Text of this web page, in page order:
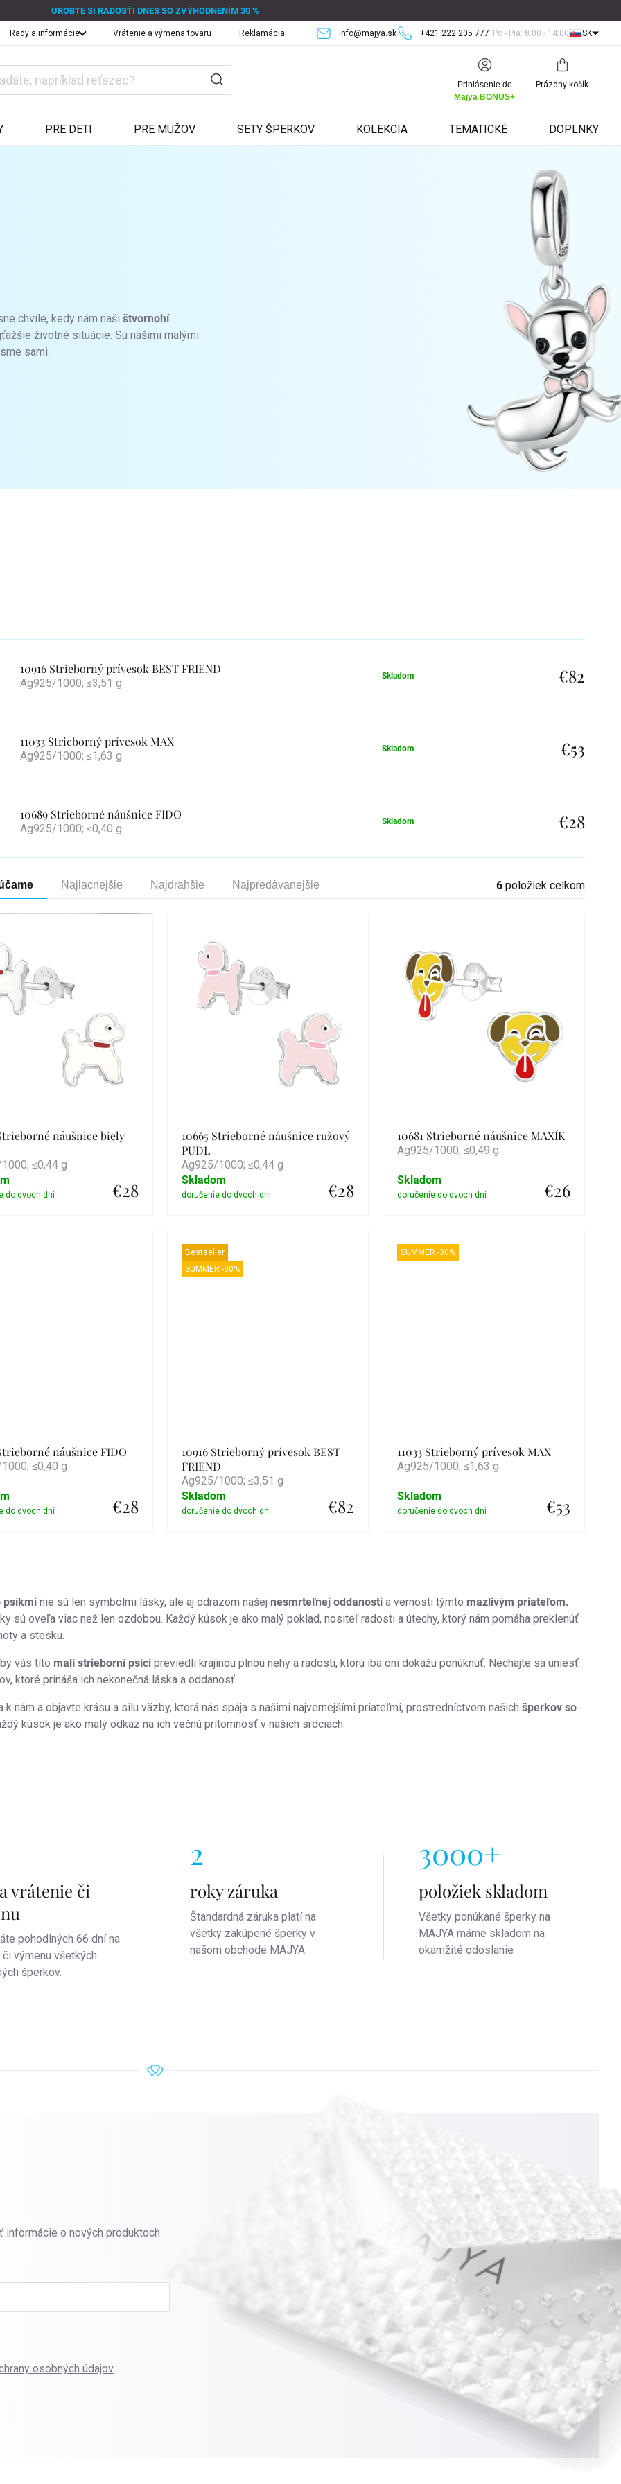
UROBTE SI RADOSŤ! DNES SO ZVÝHODNENÍM 30 %
+421 222 205 777 Po - Pia: 8:00 - 14:00
info@majya.sk
Rady a informácie Vrátenie a výmena tovaru Reklamácia SK
Prihlásenie do
Majya BONUS+
Nákupný
košík
Prázdny košík
PRE DETI PRE MUŽOV SETY ŠPERKOV KOLEKCIA TEMATICKÉ DOPLNKY
chvíle, kedy nám naši štvornohí
životné situácie. Sú našimi malými
sami.
10916 Strieborný prívesok BEST FRIEND
Ag925/1000; ≤3,51 g
Skladom €82
11033 Strieborný prívesok MAX
Ag925/1000; ≤1,63 g
Skladom €53
10689 Strieborné náušnice FIDO
Ag925/1000; ≤0,40 g
Skladom €28
Najlacnejšie Najdrahšie Najpredávanejšie 6 položiek celkom
náušnice biely
≤0,44 g
€28
10665 Strieborné náušnice ružový
PUDL
Ag925/1000; ≤0,44 g
€28
Skladom
10681 Strieborné náušnice MAXÍK
Ag925/1000; ≤0,49 g
€26
Skladom
náušnice FIDO
≤0,40 g
€28
Bestseller
SUMMER -30%
10916 Strieborný prívesok BEST
FRIEND
Ag925/1000; ≤3,51 g
€82
Skladom
SUMMER -30%
11033 Strieborný prívesok MAX
Ag925/1000; ≤1,63 g
€53
Skladom
psíkmi nie sú len symbolmi lásky, ale aj odrazom našej nesmrteľnej oddanosti a vernosti týmto mazlivým priateľom.
sú oveľa viac než len ozdobou. Každý kúsok je ako malý poklad, nositeľ radosti a útechy, ktorý nám pomáha preklenúť
a stesku.
vás títo malí strieborní psíci previedli krajinou plnou nehy a radosti, ktorú iba oni dokážu ponúknuť. Nechajte sa uniesť
ktoré prináša ich nekonečná láska a oddanosť.
k nám a objavte krásu a silu väzby, ktorá nás spája s našimi najvernejšími priateľmi, prostredníctvom našich šperkov so
kúsok je ako malý odkaz na ich večnú prítomnosť v našich srdciach.
vrátenie či
pohodlných 66 dní na
výmenu všetkých
šperkov.
2
roky záruka
Štandardná záruka platí na
všetky zakúpené šperky v
našom obchode MAJYA
3000+
položiek skladom
Všetky ponúkané šperky na
MAJYA máme skladom na
okamžité odoslanie
o nových produktoch
osobných údajov